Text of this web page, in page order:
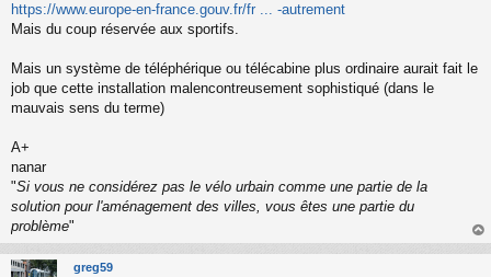
g
e
o
n
u
https://www.europe-en-france.gouv.fr/fr ... -autrement
Mais du coup réservée aux sportifs.
Mais un système de téléphérique ou télécabine plus ordinaire aurait fait le
job que cette installation malencontreusement sophistiqué (dans le
mauvais sens du terme)
A+
nanar
"Si vous ne considérez pas le vélo urbain comme une partie de la
solution pour l'aménagement des villes, vous êtes une partie du
problème"
au
greg59